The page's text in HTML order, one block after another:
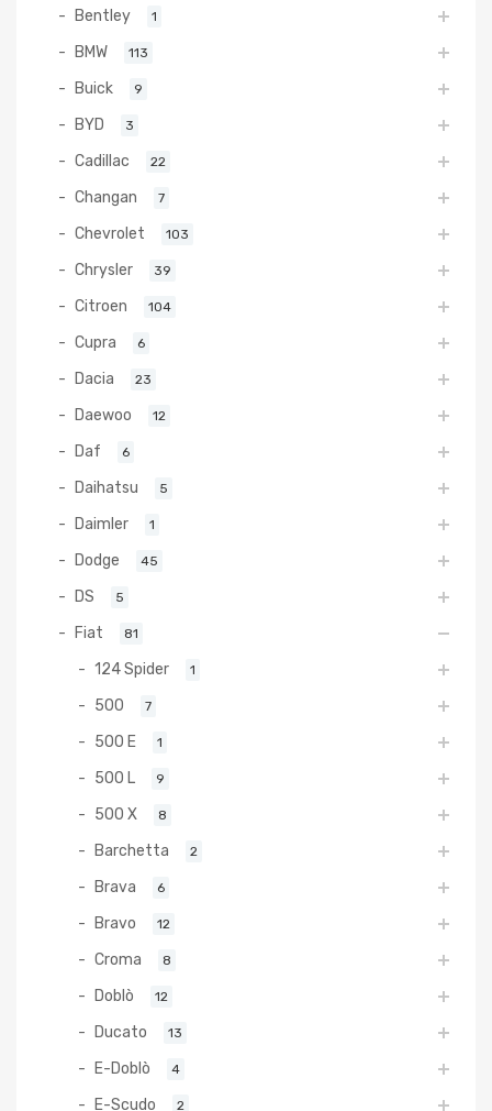
Bentley 1
BMW 113
Buick 9
BYD 3
Cadillac 22
Changan 7
Chevrolet 103
Chrysler 39
Citroen 104
Cupra 6
Dacia 23
Daewoo 12
Daf 6
Daihatsu 5
Daimler 1
Dodge 45
DS 5
Fiat 81
124 Spider 1
500 7
500 E 1
500 L 9
500 X 8
Barchetta 2
Brava 6
Bravo 12
Croma 8
Doblò 12
Ducato 13
E-Doblò 4
E-Scudo 2